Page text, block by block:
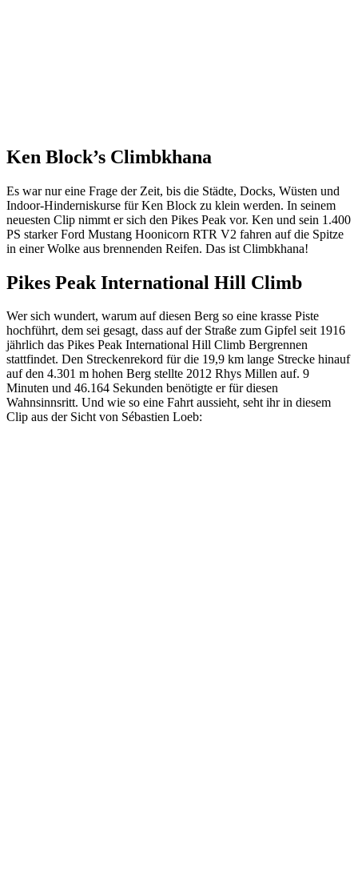
Ken Block’s Climbkhana
Es war nur eine Frage der Zeit, bis die Städte, Docks, Wüsten und
Indoor-Hinderniskurse für Ken Block zu klein werden. In seinem
neuesten Clip nimmt er sich den Pikes Peak vor. Ken und sein 1.400
PS starker Ford Mustang Hoonicorn RTR V2 fahren auf die Spitze
in einer Wolke aus brennenden Reifen. Das ist Climbkhana!
Pikes Peak International Hill Climb
Wer sich wundert, warum auf diesen Berg so eine krasse Piste
hochführt, dem sei gesagt, dass auf der Straße zum Gipfel seit 1916
jährlich das Pikes Peak International Hill Climb Bergrennen
stattfindet. Den Streckenrekord für die 19,9 km lange Strecke hinauf
auf den 4.301 m hohen Berg stellte 2012 Rhys Millen auf. 9
Minuten und 46.164 Sekunden benötigte er für diesen
Wahnsinnsritt. Und wie so eine Fahrt aussieht, seht ihr in diesem
Clip aus der Sicht von Sébastien Loeb: